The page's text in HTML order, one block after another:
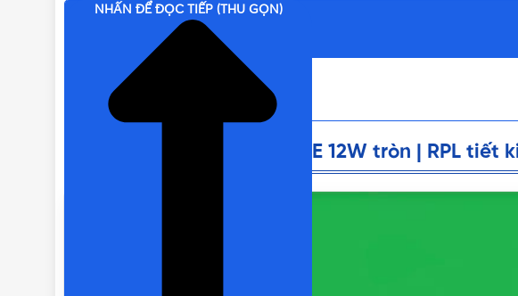
Nội dung chính
Đèn LED Panel âm trần MPE 12W tròn | RPL tiết
NHẤN ĐỂ ĐỌC TIẾP (THU GỌN)